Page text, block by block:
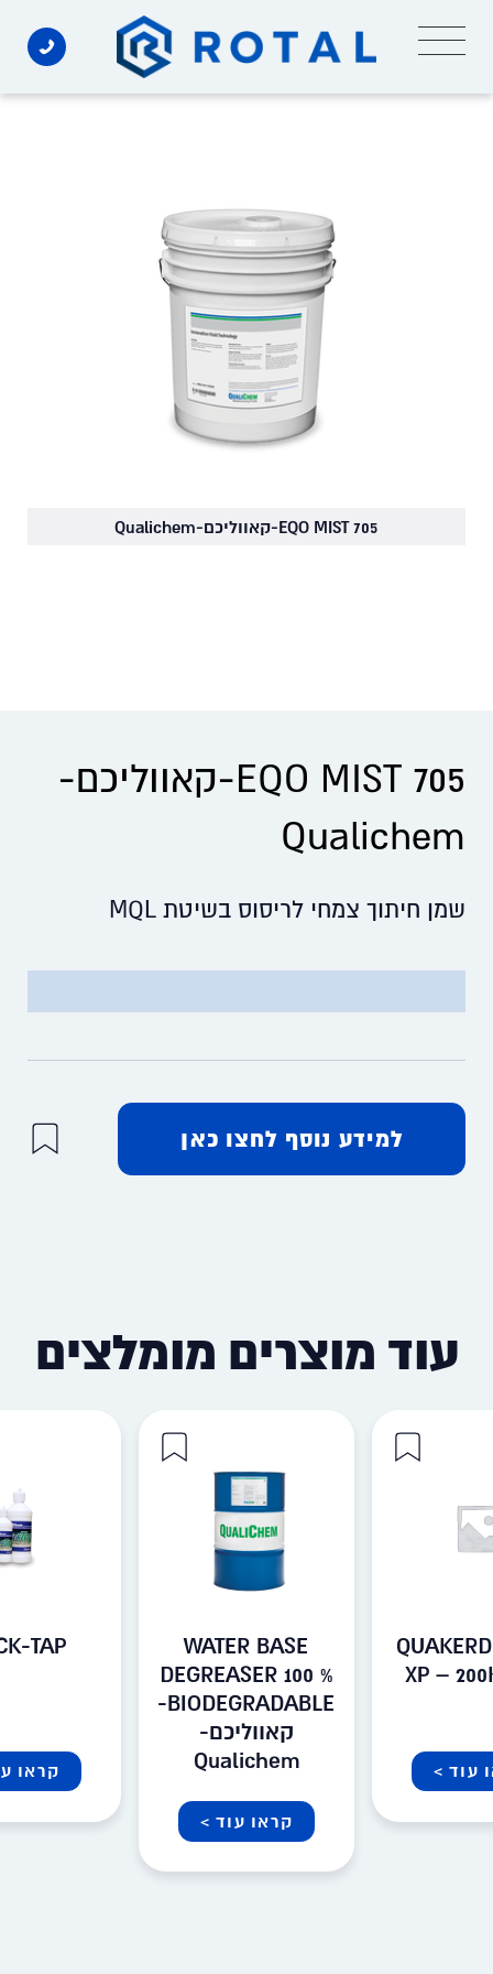
content
EQO MIST 705-קאווליכם-Qualichem
EQO MIST 705-קאווליכם-
Qualichem
שמן חיתוך צמחי לריסוס בשיטת MQL
למידע נוסף לחצו כאן
עוד מוצרים מומלצים
XP –
עוד >
WATER BASE
DEGREASER 100 %
BIODEGRADABLE-
קאווליכם-
Qualichem
קראו עוד >
TAP
קראו